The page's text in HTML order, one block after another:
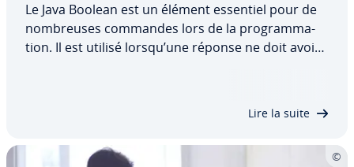
Le Java Boolean est un élément essentiel pour de
nom­breuses commandes lors de la pro­gram­ma­
tion. Il est utilisé lorsqu’une réponse ne doit avoir
Lire la suite